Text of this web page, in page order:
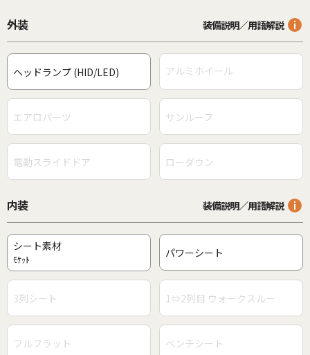
外装 装備説明／用語解説
ヘッドランプ (HID/LED) アルミホイール
エアロパーツ サンルーフ
電動スライドドア ローダウン
内装 装備説明／用語解説
シート素材
ﾓｹｯﾄ パワーシート
3列シート 1⇔2列目 ウォークスルー
フルフラット ベンチシート